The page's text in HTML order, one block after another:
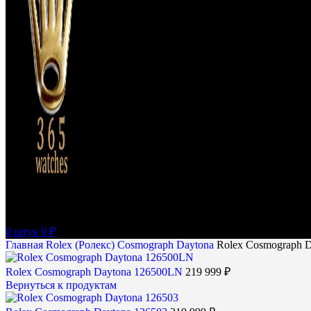
0 штук 0 ₽
Главная Rolex (Ролекс) Cosmograph Daytona Rolex Cosmograph
Rolex Cosmograph Daytona 126500LN 219 999 ₽
Вернуться к продуктам